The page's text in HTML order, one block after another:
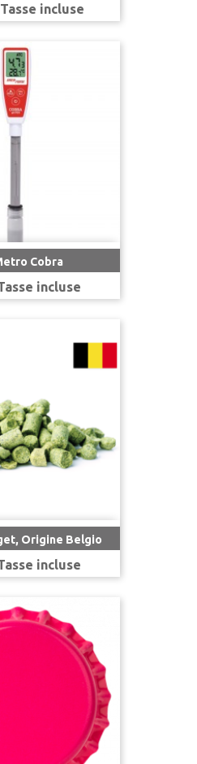
incluse
Cobra
incluse
Origine Belgio
incluse